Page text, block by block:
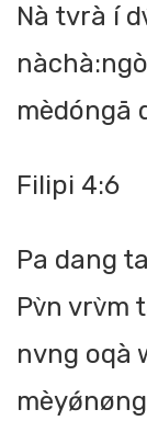
Nà tvrà í
mèdóngā
Filipi 4:6
Pa dang
Pv̀n vrv̀m
nvng oqà